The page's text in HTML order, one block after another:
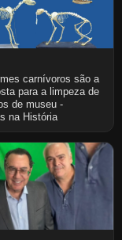
carnívoros são a
para a limpeza de
de museu -
na História